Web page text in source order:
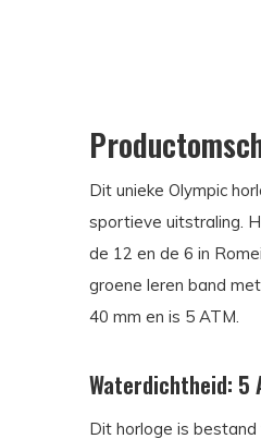
Dit unieke Olympic
sportieve uitstraling.
de 12 en de 6 in
groene leren band
40 mm en is 5 ATM.
Waterdichtheid: 5
Dit horloge is